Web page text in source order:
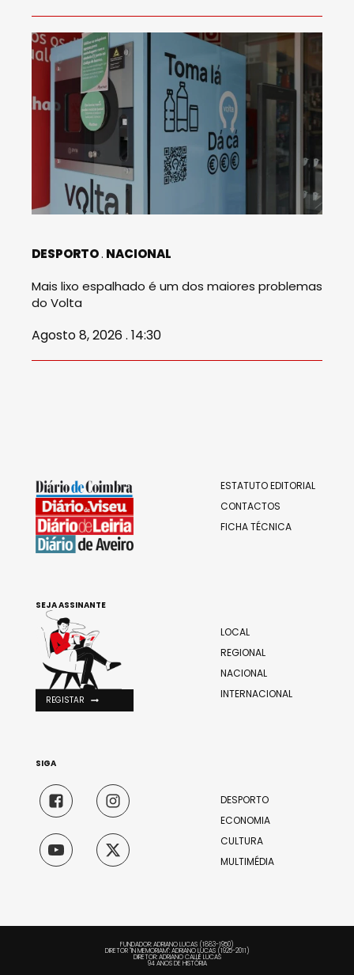
DESPORTO NACIONAL
Mais lixo espalhado é um dos maiores problemas
do Volta
Agosto 8, 2026 . 14:30
ESTATUTO EDITORIAL
CONTACTOS
FICHA TÉCNICA
LOCAL
REGIONAL
NACIONAL
INTERNACIONAL
DESPORTO
ECONOMIA
CULTURA
MULTIMÉDIA
SEJA ASSINANTE
REGISTAR
SIGA
FUNDADOR: ADRIANO LUCAS (1883-1950)
DIRETOR "IN MEMORIAM": ADRIANO LUCAS (1925-2011)
DIRETOR: ADRIANO CALLÉ LUCAS
94 ANOS DE HISTÓRIA